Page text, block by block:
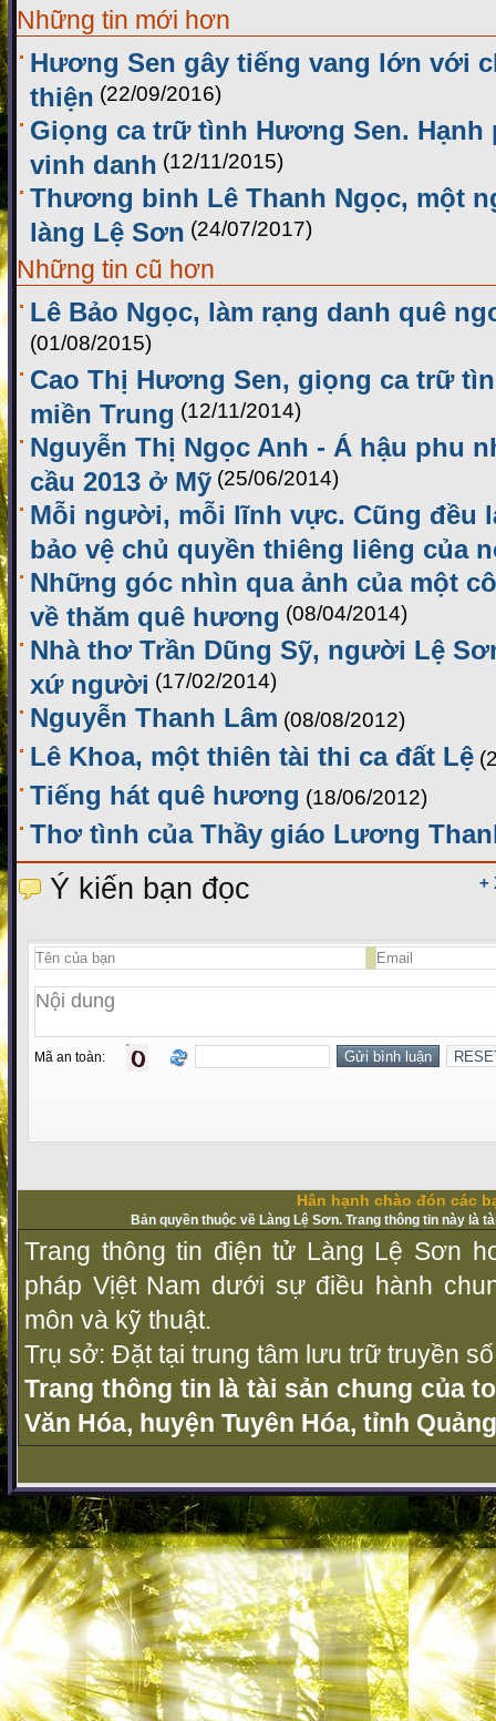
Những tin mới hơn
Hương Sen gây tiếng vang lớn với
thiện (22/09/2016)
Giọng ca trữ tình Hương Sen.
vinh danh (12/11/2015)
Thương binh Lê Thanh Ngọc, một
làng Lệ Sơn (24/07/2017)
Những tin cũ hơn
Lê Bảo Ngọc, làm rạng danh quê
(01/08/2015)
Cao Thị Hương Sen, giọng ca trữ
miền Trung (12/11/2014)
Nguyễn Thị Ngọc Anh - Á hậu phu
cầu 2013 ở Mỹ (25/06/2014)
Mỗi người, mỗi lĩnh vực. Cũng đều
bảo vệ chủ quyền thiêng liêng của
Những góc nhìn qua ảnh của một
về thăm quê hương (08/04/2014)
Nhà thơ Trần Dũng Sỹ, người Lệ
xứ người (17/02/2014)
Nguyễn Thanh Lâm (08/08/2012)
Lê Khoa, một thiên tài thi ca đất Lệ
Tiếng hát quê hương (18/06/2012)
Thơ tình của Thầy giáo Lương
+
Ý kiến bạn đọc
Mã an toàn:
Hân hạnh chào đón các
Bản quyền thuộc về Làng Lệ Sơn. Trang thông tin này là
Trang thông tin điện tử Làng Lệ Sơn
pháp Vịệt Nam dưới sự điều hành
môn và kỹ thuật.
Trụ sở: Đặt tại trung tâm lưu trữ truyền
Trang thông tin là tài sản chung của
Văn Hóa, huyện Tuyên Hóa, tỉnh